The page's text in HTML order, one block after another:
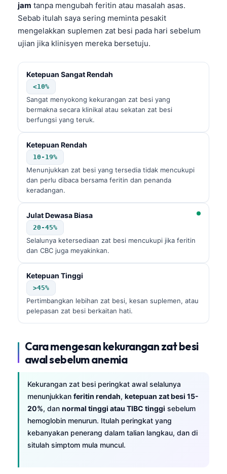
jam tanpa mengubah feritin atau masalah asas.
Sebab itulah saya sering meminta pesakit
mengelakkan suplemen zat besi pada hari sebelum
ujian jika klinisyen mereka bersetuju.
Ketepuan Sangat Rendah
<10%
Sangat menyokong kekurangan zat besi yang
bermakna secara klinikal atau sekatan zat besi
berfungsi yang teruk.
Ketepuan Rendah
10-19%
Menunjukkan zat besi yang tersedia tidak mencukupi
dan perlu dibaca bersama feritin dan penanda
keradangan.
Julat Dewasa Biasa
20-45%
Selalunya ketersediaan zat besi mencukupi jika feritin
dan CBC juga meyakinkan.
Ketepuan Tinggi
>45%
Pertimbangkan lebihan zat besi, kesan suplemen, atau
pelepasan zat besi berkaitan hati.
Cara mengesan kekurangan zat besi
awal sebelum anemia
Kekurangan zat besi peringkat awal selalunya
menunjukkan feritin rendah, ketepuan zat besi 15-
20%, dan normal tinggi atau TIBC tinggi sebelum
hemoglobin menurun. Itulah peringkat yang
kebanyakan penerang dalam talian langkau, dan di
situlah simptom mula muncul.
Ślōnskŏ gŏdka
Norsk bokmål